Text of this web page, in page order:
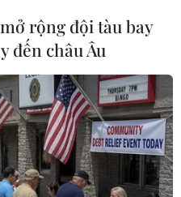
khi rủi ro
tăng
giao
rộng đội tàu bay
đến châu Âu